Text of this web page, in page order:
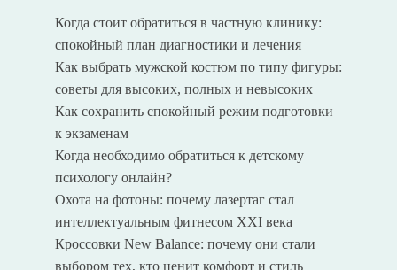
Когда стоит обратиться в частную клинику:
спокойный план диагностики и лечения
Как выбрать мужской костюм по типу фигуры:
советы для высоких, полных и невысоких
Как сохранить спокойный режим подготовки
к экзаменам
Когда необходимо обратиться к детскому
психологу онлайн?
Охота на фотоны: почему лазертаг стал
интеллектуальным фитнесом XXI века
Кроссовки New Balance: почему они стали
выбором тех, кто ценит комфорт и стиль